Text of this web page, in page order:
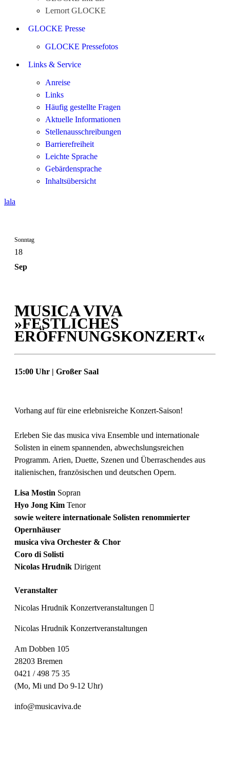
Lernort GLOCKE
GLOCKE Presse
GLOCKE Pressefotos
Links & Service
Anreise
Links
Häufig gestellte Fragen
Aktuelle Informationen
Stellenausschreibungen
Barrierefreiheit
Leichte Sprache
Gebärdensprache
Inhaltsübersicht
lala
Sonntag
18
Sep
MUSICA VIVA
»FESTLICHES
ERÖFFNUNGSKONZERT«
15:00 Uhr | Großer Saal
Vorhang auf für eine erlebnisreiche Konzert-Saison!
Erleben Sie das musica viva Ensemble und internationale
Solisten in einem spannenden, abwechslungsreichen
Programm. Arien, Duette, Szenen und Überraschendes aus
italienischen, französischen und deutschen Opern.
Lisa Mostin Sopran
Hyo Jong Kim Tenor
sowie weitere internationale Solisten renommierter
Opernhäuser
musica viva Orchester & Chor
Coro di Solisti
Nicolas Hrudnik Dirigent
Veranstalter
Nicolas Hrudnik Konzertveranstaltungen
Nicolas Hrudnik Konzertveranstaltungen
Am Dobben 105
28203 Bremen
0421 / 498 75 35
(Mo, Mi und Do 9-12 Uhr)
info@musicaviva.de